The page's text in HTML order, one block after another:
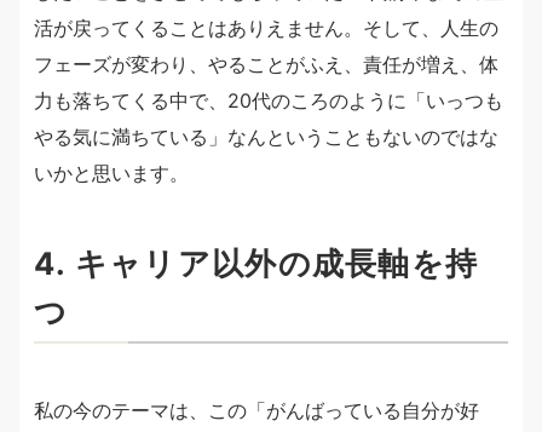
活が戻ってくることはありえません。そして、人生の
フェーズが変わり、やることがふえ、責任が増え、体
力も落ちてくる中で、20代のころのように「いっつも
やる気に満ちている」なんということもないのではな
いかと思います。
4. キャリア以外の成長軸を持
つ
私の今のテーマは、この「がんばっている自分が好